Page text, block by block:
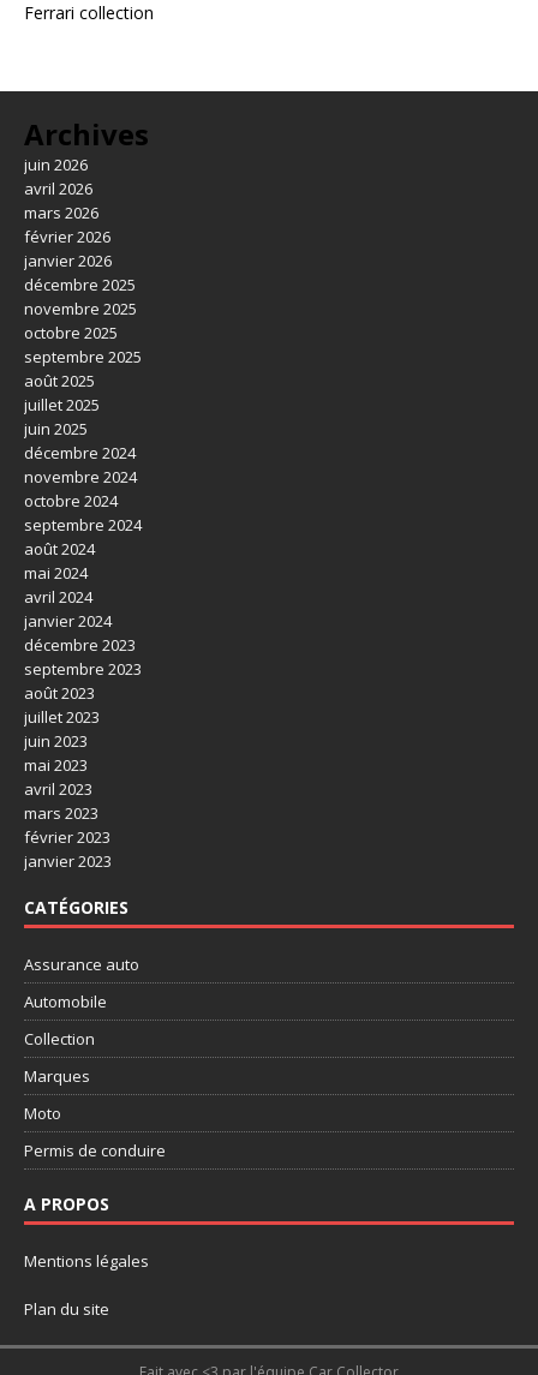
Ferrari collection
Archives
juin 2026
avril 2026
mars 2026
février 2026
janvier 2026
décembre 2025
novembre 2025
octobre 2025
septembre 2025
août 2025
juillet 2025
juin 2025
décembre 2024
novembre 2024
octobre 2024
septembre 2024
août 2024
mai 2024
avril 2024
janvier 2024
décembre 2023
septembre 2023
août 2023
juillet 2023
juin 2023
mai 2023
avril 2023
mars 2023
février 2023
janvier 2023
CATÉGORIES
Assurance auto
Automobile
Collection
Marques
Moto
Permis de conduire
A PROPOS
Mentions légales
Plan du site